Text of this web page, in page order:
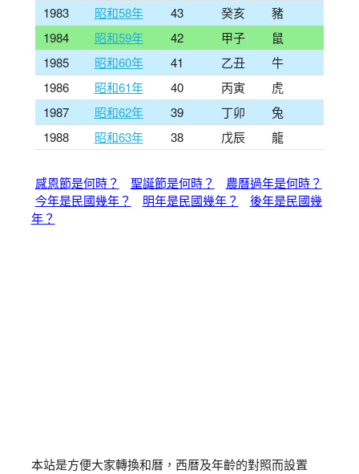
1983
昭和58年 43 癸亥
豬
1984
昭和59年 42 甲子
鼠
1985
昭和60年 41 乙丑
牛
1986
昭和61年 40 丙寅
虎
1987
昭和62年 39 丁卯
兔
1988
昭和63年 38 戊辰 龍
感恩節是何時？ 聖誕節是何時？
農曆過年是何時？
今年是民國幾年？
明年是民國幾年？
後年是民國幾
年？
本站是方便大家轉換和暦，西暦及年齡的對照而設置